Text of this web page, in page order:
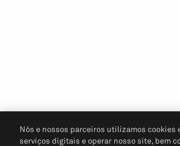
Nós e nossos parceiros utilizamos cookies
serviços digitais e operar nosso site, bem